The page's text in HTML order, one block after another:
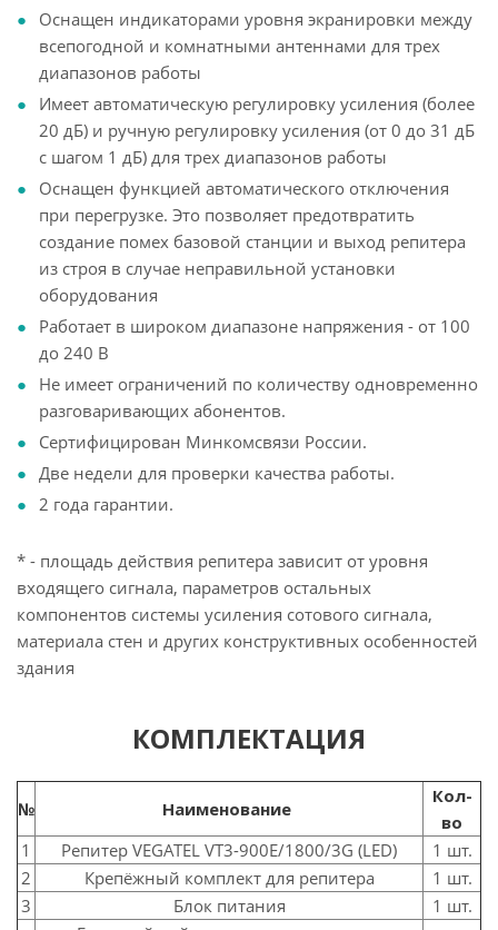
Оснащен индикаторами уровня экранировки между
всепогодной и комнатными антеннами для трех
диапазонов работы
Имеет автоматическую регулировку усиления (более
20 дБ) и ручную регулировку усиления (от 0 до 31 дБ
с шагом 1 дБ) для трех диапазонов работы
Оснащен функцией автоматического отключения
при перегрузке. Это позволяет предотвратить
создание помех базовой станции и выход репитера
из строя в случае неправильной установки
оборудования
Работает в широком диапазоне напряжения - от 100
до 240 В
Не имеет ограничений по количеству одновременно
разговаривающих абонентов.
Сертифицирован Минкомсвязи России.
Две недели для проверки качества работы.
2 года гарантии.
* - площадь действия репитера зависит от уровня
входящего сигнала, параметров остальных
компонентов системы усиления сотового сигнала,
материала стен и других конструктивных особенностей
здания
КОМПЛЕКТАЦИЯ
№ Наименование
Кол-
во
1
Репитер VEGATEL VT3-900E/1800/3G (LED)
1 шт.
2
Крепёжный комплект для репитера
1 шт.
3
Блок питания
1 шт.